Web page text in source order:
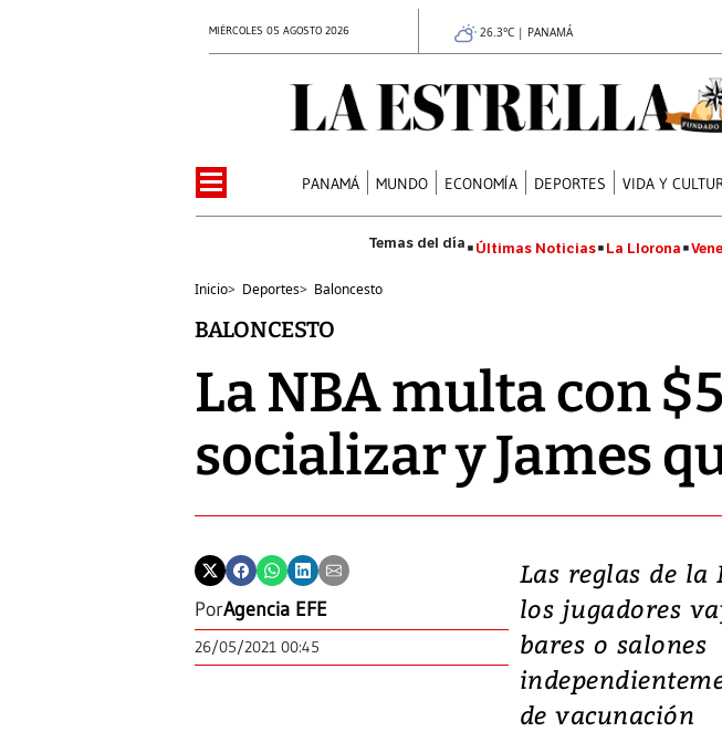
MIÉRCOLES 05 AGOSTO 2026 26.3°C | PANAMÁ
PANAMÁ MUNDO ECONOMÍA DEPORTES VIDA Y
Últimas Noticias La Llorona
Inicio> Deportes> Baloncesto
BALONCESTO
La NBA multa con
socializar y James
PorAgencia EFE
26/05/2021 00:45
Las reglas de la
los jugadores
bares o salones
de vacunación
Video,
deja
daños